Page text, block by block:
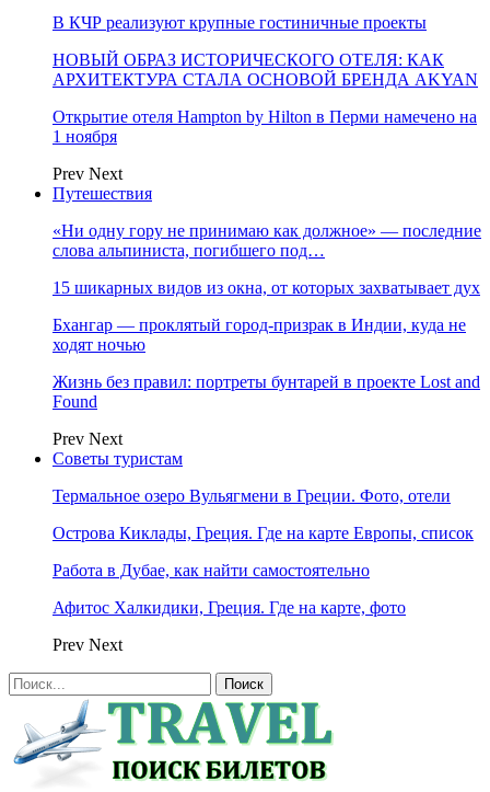
В КЧР реализуют крупные гостиничные проекты
НОВЫЙ ОБРАЗ ИСТОРИЧЕСКОГО ОТЕЛЯ: КАК
АРХИТЕКТУРА СТАЛА ОСНОВОЙ БРЕНДА AKYAN
Открытие отеля Hampton by Hilton в Перми намечено на
1 ноября
Prev Next
Путешествия
«Ни одну гору не принимаю как должное» — последние
слова альпиниста, погибшего под…
15 шикарных видов из окна, от которых захватывает дух
Бхангар — проклятый город-призрак в Индии, куда не
ходят ночью
Жизнь без правил: портреты бунтарей в проекте Lost and
Found
Prev Next
Советы туристам
Термальное озеро Вульягмени в Греции. Фото, отели
Острова Киклады, Греция. Где на карте Европы, список
Работа в Дубае, как найти самостоятельно
Афитос Халкидики, Греция. Где на карте, фото
Prev Next